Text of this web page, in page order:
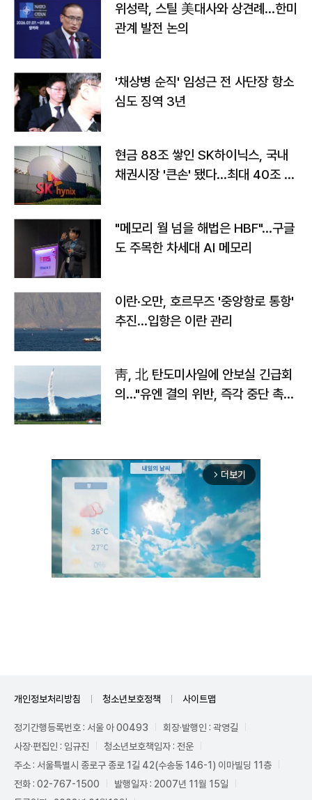
위성락, 스틸 美대사와 상견례…한미
관계 발전 논의
'채상병 순직' 임성근 전 사단장 항소
심도 징역 3년
현금 88조 쌓인 SK하이닉스, 국내
채권시장 '큰손' 됐다…최대 40조 투
"메모리 월 넘을 해법은 HBF"…구글
도 주목한 차세대 AI 메모리
이란·오만, 호르무즈 '중앙항로 통항'
추진…입항은 이란 관리
靑, 北 탄도미사일에 안보실 긴급회
의…"유엔 결의 위반, 즉각 중단 촉
arrow_forward_ios 더보기
개인정보처리방침 청소년보호정책 사이트맵
정기간행등록번호 : 서울 아 00493
회장·발행인 : 곽영길
사장·편집인 : 임규진
청소년보호책임자 : 전운
주소 : 서울특별시 종로구 종로 1길 42(수송동 146-1) 이마빌딩 11층
전화 : 02-767-1500
발행일자 : 2007년 11월 15일